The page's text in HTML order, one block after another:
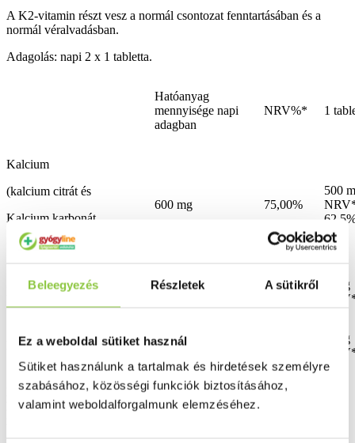
Beleegyezés Részletek A sütikről
Ez a weboldal sütiket használ
Sütiket használunk a tartalmak és hirdetések személyre
szabásához, közösségi funkciók biztosításához,
valamint weboldalforgalmunk elemzéséhez.
A K2-vitamin részt vesz a normál csontozat fenntartásában és a
normál véralvadásban.
Adagolás: napi 2 x 1 tabletta.
Hatóanyag
mennyisége napi
adagban
NRV%* 1
Kalcium
(kalcium citrát és
Kalcium karbonát
formájában)
600 mg 75,00%
500
K2 vitamin 50µg 66,67%
10µg
D3 vitamin 30µg (1200NE)
10µg
Figyelmeztetés: az étrend-kiegészítő nem helyettesíti a változatos és
kiegyensúlyozott étrendet és az egészséges életmódot. Ne lépje túl a